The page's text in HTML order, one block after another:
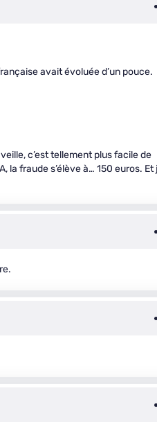
avait évoluée d’un pouce.
c’est tellement plus facile de
la fraude s’élève à… 150 euros. Et